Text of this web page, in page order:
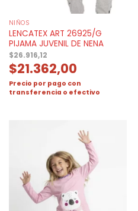
NIÑOS
LENCATEX ART 26925/G
PIJAMA JUVENIL DE NENA
$26.916,12
$21.362,00
Precio por pago con
transferencia o efectivo